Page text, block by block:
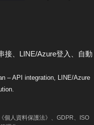
接、LINE/Azure登入、自動
– API integration, LINE/Azure
個人資料保護法》、GDPR、ISO